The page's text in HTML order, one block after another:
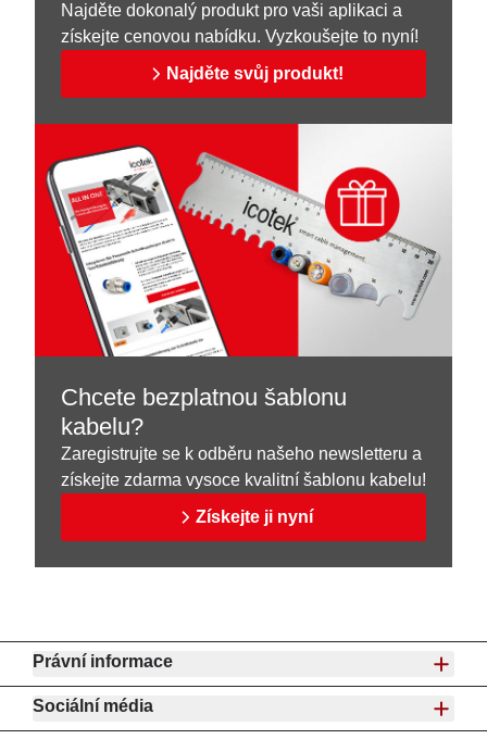
Najděte dokonalý produkt pro vaši aplikaci a
získejte cenovou nabídku. Vyzkoušejte to nyní!
Najděte svůj produkt!
Chcete bezplatnou šablonu
kabelu?
Zaregistrujte se k odběru našeho newsletteru a
získejte zdarma vysoce kvalitní šablonu kabelu!
Získejte ji nyní
Právní informace
Sociální média